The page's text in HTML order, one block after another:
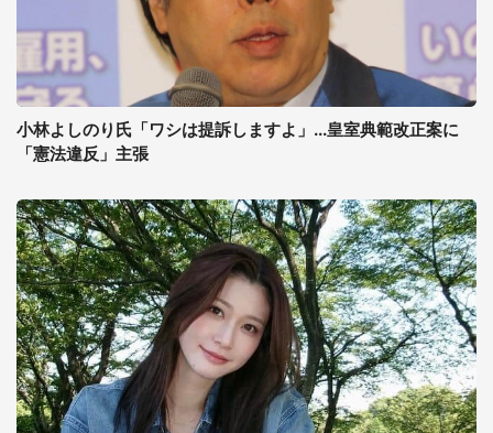
小林よしのり氏「ワシは提訴しますよ」...皇室典範改正案に
「憲法違反」主張